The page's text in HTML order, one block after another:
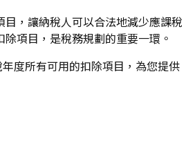
目，讓納稅人可以合法地減少應課稅
項目，是稅務規劃的重要一環。
度所有可用的扣除項目，為您提供